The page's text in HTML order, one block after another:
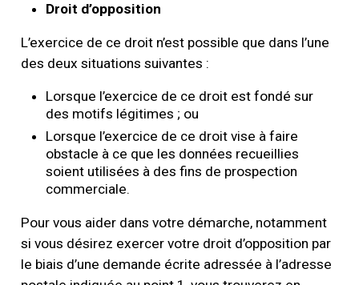
Droit d’opposition
L’exercice de ce droit n’est possible que dans l’une
des deux situations suivantes :
Lorsque l’exercice de ce droit est fondé sur
des motifs légitimes ; ou
Lorsque l’exercice de ce droit vise à faire
obstacle à ce que les données recueillies
soient utilisées à des fins de prospection
commerciale.
Pour vous aider dans votre démarche, notamment
si vous désirez exercer votre droit d’opposition par
le biais d’une demande écrite adressée à l’adresse